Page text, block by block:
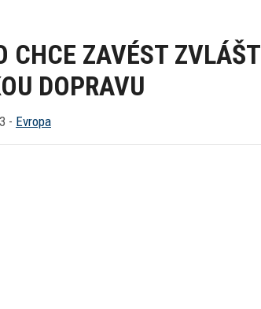
CHCE ZAVÉST
DOPRAVU
- Evropa